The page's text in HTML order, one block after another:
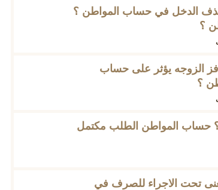
الدخل في حساب المواطن ؟
؟
الزوجه يؤثر على حساب
؟
حساب المواطن الطلب مكتمل
تحت الاجراء للصرف في